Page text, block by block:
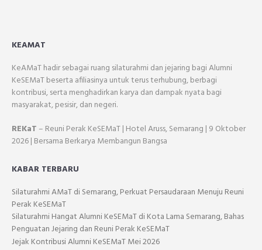
KEAMAT
KeAMaT hadir sebagai ruang silaturahmi dan jejaring bagi Alumni
KeSEMaT beserta afiliasinya untuk terus terhubung, berbagi
kontribusi, serta menghadirkan karya dan dampak nyata bagi
masyarakat, pesisir, dan negeri.
REKaT – Reuni Perak KeSEMaT | Hotel Aruss, Semarang | 9 Oktober
2026 | Bersama Berkarya Membangun Bangsa
KABAR TERBARU
Silaturahmi AMaT di Semarang, Perkuat Persaudaraan Menuju Reuni
Perak KeSEMaT
Silaturahmi Hangat Alumni KeSEMaT di Kota Lama Semarang, Bahas
Penguatan Jejaring dan Reuni Perak KeSEMaT
Jejak Kontribusi Alumni KeSEMaT Mei 2026